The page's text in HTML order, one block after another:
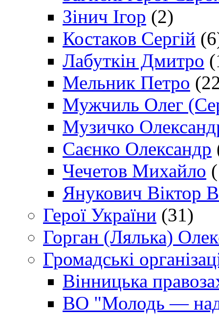
Зінич Ігор (2)
Костаков Сергій
Лабуткін Дмитро
Мельник Петро
Мужчиль Олег
Музичко
Саєнко Олександр
Чечетов Михайло
Янукович Віктор
Герої України (31)
Горган (Лялька)
Громадські
Вінницька
ВО "Молодь —